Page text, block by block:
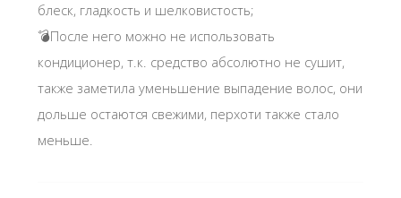
блеск, гладкость и шелковистость;
💣После него можно не использовать
кондиционер, т.к. средство абсолютно не сушит,
также заметила уменьшение выпадение волос, они
дольше остаются свежими, перхоти также стало
меньше.